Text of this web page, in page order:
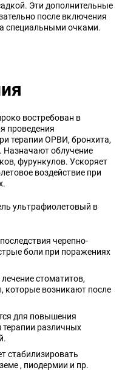
Эти дополнительные
после включения
специальными очками.
востребован в
проведения
терапии ОРВИ, бронхита,
Назначают облучение
фурункулов. Ускоряет
воздействие при
ультрафиолетовый в
черепно-
боли при поражениях
стоматитов,
которые возникают после
для повышения
различных
стабилизировать
, пиодермии и пр.